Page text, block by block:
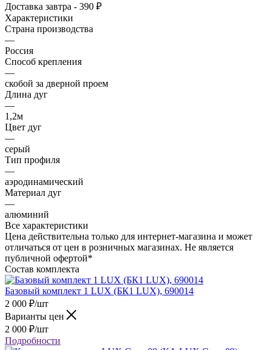
Доставка завтра - 390 ₽
Характеристики
Страна производства
—
Россия
Способ крепления
—
скобой за дверной проем
Длина дуг
—
1,2м
Цвет дуг
—
серый
Тип профиля
—
аэродинамический
Материал дуг
—
алюминий
Все характеристики
Цена действительна только для интернет-магазина и может
отличаться от цен в розничных магазинах. Не является
публичной офертой*
Состав комплекта
Базовый комплект 1 LUX (БК1 LUX), 690014
2 000 ₽/шт
Варианты цен
2 000 ₽/шт
Подробности